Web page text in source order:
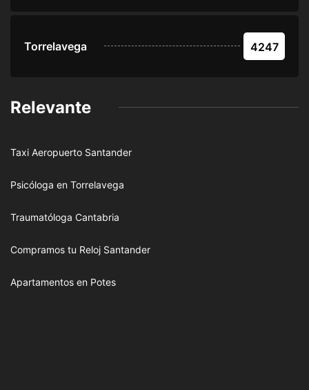
Torrelavega 4247
Relevante
Taxi Aeropuerto Santander
Psicóloga en Torrelavega
Traumatóloga Cantabria
Compramos tu Reloj Santander
Apartamentos en Potes